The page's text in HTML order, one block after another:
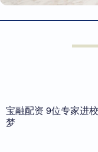
宝融配资 9位专家进
梦